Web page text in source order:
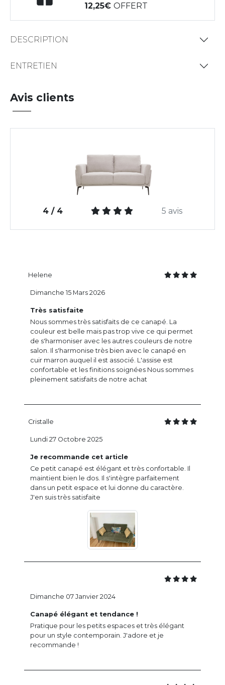
12,25OFFERT
DESCRIPTION
ENTRETIEN
Avis clients
4 / 4 5 avis
Helene
Très satisfaite
Nous sommes très satisfaits de ce canapé. La
couleur est belle mais pas trop vive ce qui permet
de s'harmoniser avec les autres couleurs de notre
salon. Il s'harmonise très bien avec le canapé en
cuir marron auquel il est associé. L'assise est
confortable et les finitions soignées Nous sommes
pleinement satisfaits de notre achat
Dimanche 15 Mars 2026
Cristalle
Je recommande cet article
Ce petit canapé est élégant et très confortable. Il
maintient bien le dos. Il s'intègre parfaitement
dans un petit espace et lui donne du caractère.
J'en suis très satisfaite
Lundi 27 Octobre 2025
Canapé élégant et tendance !
Pratique pour les petits espaces et très élégant
pour un style contemporain. J'adore et je
recommande !
Dimanche 07 Janvier 2024